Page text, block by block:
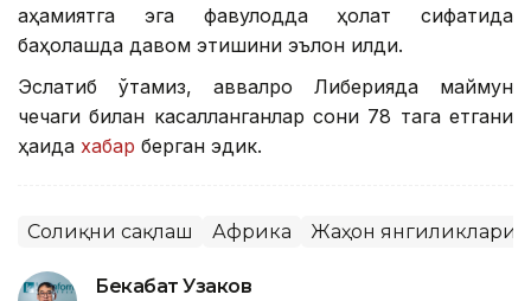
аҳамиятга эга фавқулодда ҳолат сифатида
баҳолашда давом этишини эълон қилди.
Эслатиб ўтамиз, аввалроқ Либерияда маймун
чечаги билан касалланганлар сони 78 тага етгани
ҳақида хабар берган эдик.
Соғлиқни сақлаш Африка Жаҳон янгиликлари
Бекабат Узаков